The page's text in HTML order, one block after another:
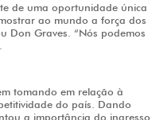
de uma oportunidade única
ao mundo a força dos
Don Graves. “Nós podemos
tomando em relação à
do país. Dando
a importância do ingresso